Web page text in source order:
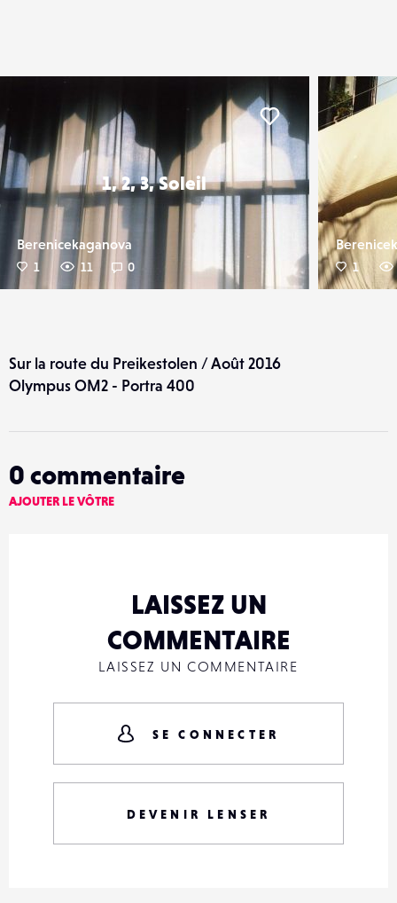
1, 2, 3, Soleil
Berenicekaganova
1 11 0
Liker
1
Sur la route du Preikestolen / Août 2016
Olympus OM2 - Portra 400
0 commentaire
AJOUTER LE VÔTRE
LAISSEZ UN
COMMENTAIRE
LAISSEZ UN COMMENTAIRE
SE CONNECTER
DEVENIR LENSER